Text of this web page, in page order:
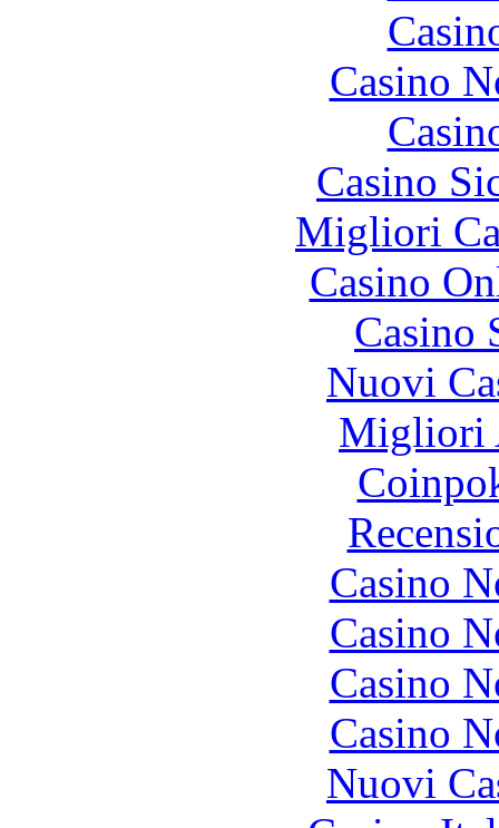
Casino
Casino
Migliori
Casino
Casino
Nuovi
Migliori
Casino
Casino
Casino
Casino
Nuovi